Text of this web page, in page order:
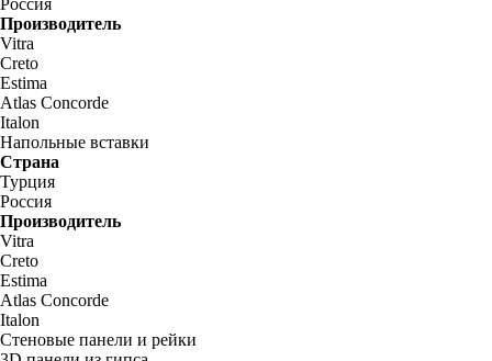
Россия
Производитель
Vitra
Creto
Estima
Atlas Concorde
Italon
Напольные вставки
Страна
Турция
Россия
Производитель
Vitra
Creto
Estima
Atlas Concorde
Italon
Стеновые панели и рейки